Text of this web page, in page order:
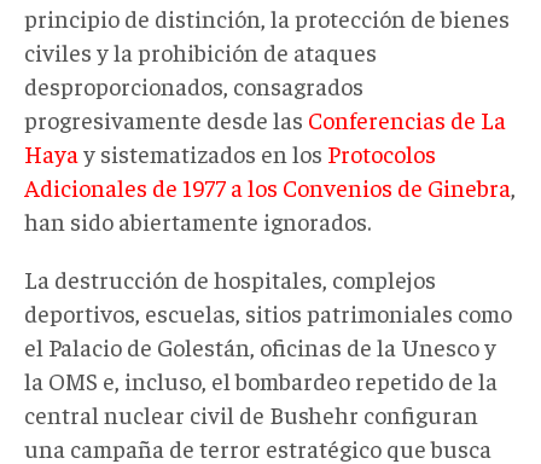
principio de distinción, la protección de bienes
civiles y la prohibición de ataques
desproporcionados, consagrados
progresivamente desde las Conferencias de La
Haya y sistematizados en los Protocolos
Adicionales de 1977 a los Convenios de Ginebra
han sido abiertamente ignorados.
La destrucción de hospitales, complejos
deportivos, escuelas, sitios patrimoniales como
el Palacio de Golestán, oficinas de la Unesco y
la OMS e, incluso, el bombardeo repetido de la
central nuclear civil de Bushehr configuran
una campaña de terror estratégico que busca